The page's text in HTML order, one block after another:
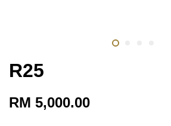
R25
RM 5,000.00